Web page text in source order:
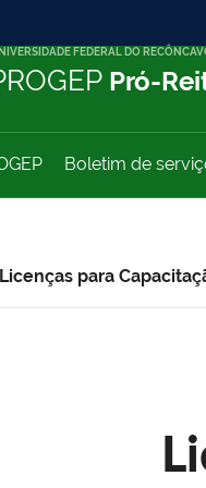
FEDERAL DO
Pró-
Boletim de
Licenças para